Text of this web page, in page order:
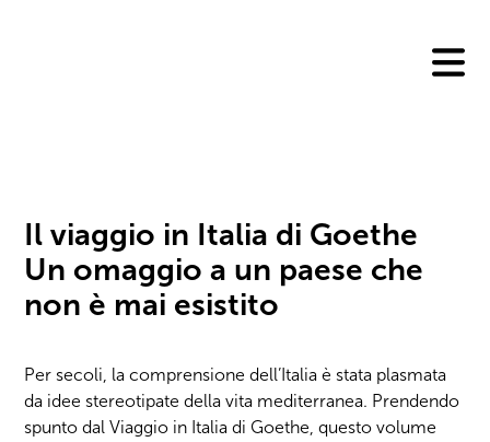
Il viaggio in Italia di Goethe
Un omaggio a un paese che
non è mai esistito
Per secoli, la comprensione dell’Italia è stata plasmata
da idee stereotipate della vita mediterranea. Prendendo
spunto dal Viaggio in Italia di Goethe, questo volume